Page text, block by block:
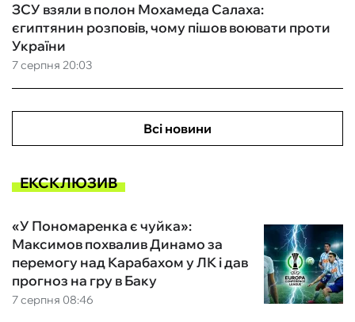
7 серпня 20:03
ЗСУ взяли в полон Мохамеда Салаха:
єгиптянин розповів, чому пішов воювати проти
України
Всі новини
ЕКСКЛЮЗИВ
7 серпня 08:46
«У Пономаренка є чуйка»:
Максимов похвалив Динамо за
перемогу над Карабахом у ЛК і дав
прогноз на гру в Баку